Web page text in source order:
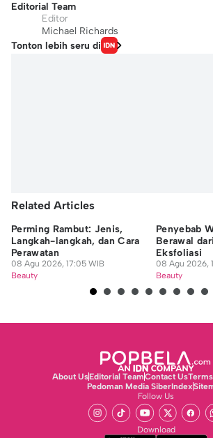
Editorial Team
Editor
Michael Richards
Tonton lebih seru di
Related Articles
Perming Rambut: Jenis,
Langkah-langkah, dan Cara
Perawatan
08 Agu 2026, 17:05 WIB
Beauty
Penyebab
Berawal
Eksfoliasi
08 Agu 2026,
Beauty
About UsEditorial TeamContact Us
Pedoman Media SiberIndex
Follow Us
Download